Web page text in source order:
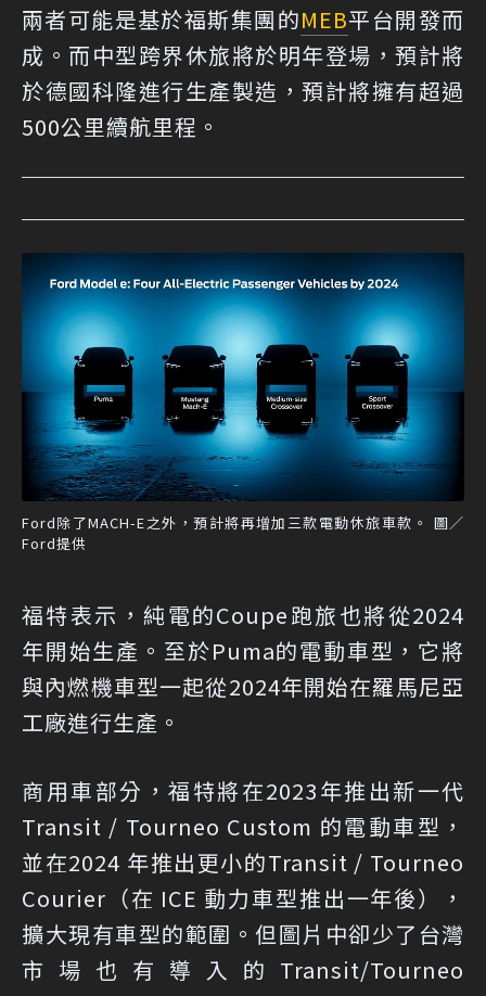
兩者可能是基於福斯集團的MEB平台開發而
成。而中型跨界休旅將於明年登場，預計將
於德國科隆進行生產製造，預計將擁有超過
500公里續航里程。
Ford除了MACH-E之外，預計將再增加三款電動休旅車款。 圖／
Ford提供
福特表示，純電的Coupe跑旅也將從2024
年開始生產。至於Puma的電動車型，它將
與內燃機車型一起從2024年開始在羅馬尼亞
工廠進行生產。
商用車部分，福特將在2023年推出新一代
Transit / Tourneo Custom 的電動車型，
並在2024 年推出更小的Transit / Tourneo
Courier（在 ICE 動力車型推出一年後），
擴大現有車型的範圍。但圖片中卻少了台灣
市場也有導入的Transit/Tourneo